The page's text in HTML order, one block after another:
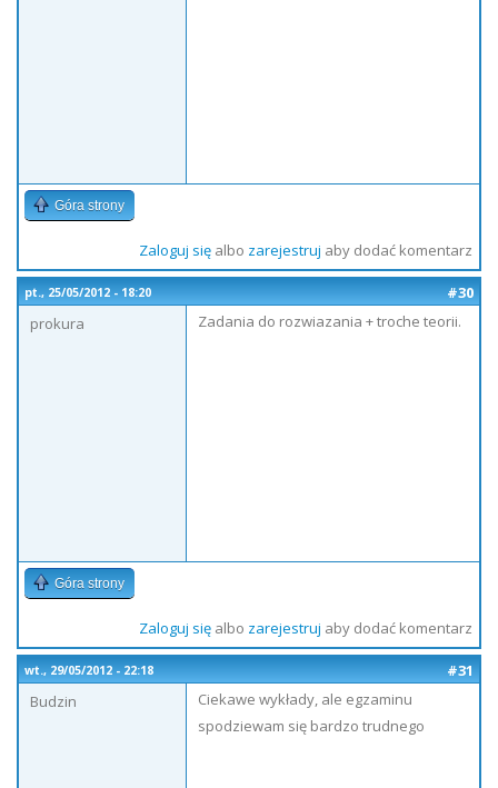
Góra strony
Zaloguj sięalbo zarejestruj aby dodać komentarz
pt., 25/05/2012 - 18:20
#30
prokura
Zadania do rozwiazania + troche teorii.
Góra strony
Zaloguj sięalbo zarejestruj aby dodać komentarz
wt., 29/05/2012 - 22:18
#31
Budzin
Ciekawe wykłady, ale egzaminu
spodziewam się bardzo trudnego